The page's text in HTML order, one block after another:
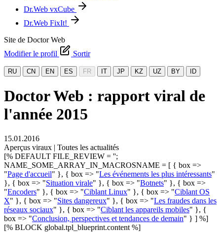
Dr.Web vxCube
Dr.Web FixIt!
Site de Doctor Web
Modifier le profil
Sortir
RU CN EN ES FR IT JP KZ UZ BY ID
Doctor Web : rapport viral de
l'année 2015
15.01.2016
Aperçus viraux | Toutes les actualités
[% DEFAULT FILE_REVIEW = '';
NAME_SOME_ARRAY_IN_MACROSNAME = [ { box =>
"Page d'accueil" }, { box => "Les événements les plus intéressants"
}, { box => "Situation virale" }, { box => "Botnets" }, { box =>
"Encoders" }, { box => "Ciblant Linux" }, { box => "Ciblant OS
X" }, { box => "Sites dangereux" }, { box => "Les fraudes dans les
réseaux sociaux" }, { box => "Ciblant les appareils mobiles" }, {
box => "Conclusion, perspectives et tendances de demain" } ] %]
[% BLOCK global.tpl_blueprint.content %]